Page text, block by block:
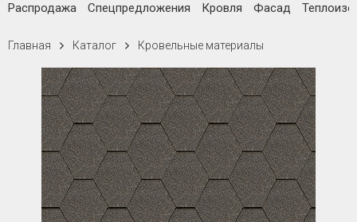
Распродажа Спецпредложения Кровля Фасад
Главная Каталог Кровельные материалы